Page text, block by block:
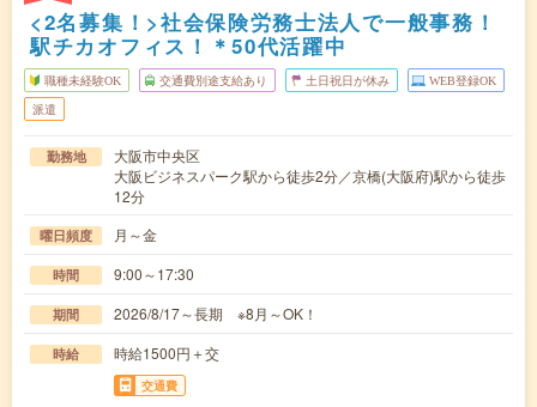
<2名募集！>社会保険労務士法人で一般事務！
駅チカオフィス！＊50代活躍中
職種未経験OK 交通費別途支給あり 土日祝日が休み WEB登録OK
派遣
勤務地
大阪市中央区
大阪ビジネスパーク駅から徒歩2分／京橋(大阪府)駅から徒歩
12分
曜日頻度 月～金
時間 9:00～17:30
期間 2026/8/17～長期 ※8月～OK！
時給 時給1500円＋交
交通費